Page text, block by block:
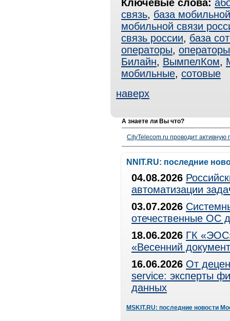
Ключевые слова:
связь, база
мобильной связи
связь россии, база
операторы,
Билайн, ВымпелКом,
мобильные, сотовые
наверх
А знаете ли Вы что?
CityTelecom.ru проводит активную
NNIT.RU: последние
04.08.2026
автоматизации
03.07.2026
отечественные ОС
18.06.2026 ГК
«Весенний
16.06.2026 От
service: эксперты
данных
MSKIT.RU: последние новости